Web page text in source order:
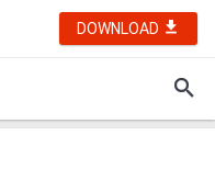
DOWNLOAD